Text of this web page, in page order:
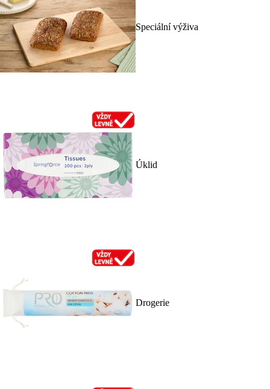
Speciální výživa
Úklid
Drogerie